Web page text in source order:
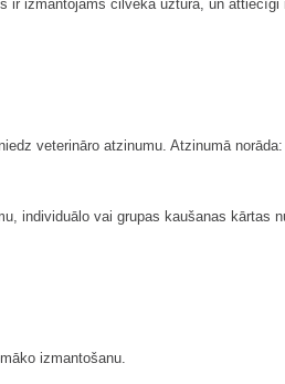
ir izmantojams cilvēka uzturā, un attiecīgi
veterināro atzinumu. Atzinumā norāda:
individuālo vai grupas kaušanas kārtas
izmantošanu.